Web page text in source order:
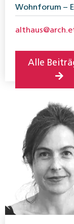
Wohnforum –
Alle